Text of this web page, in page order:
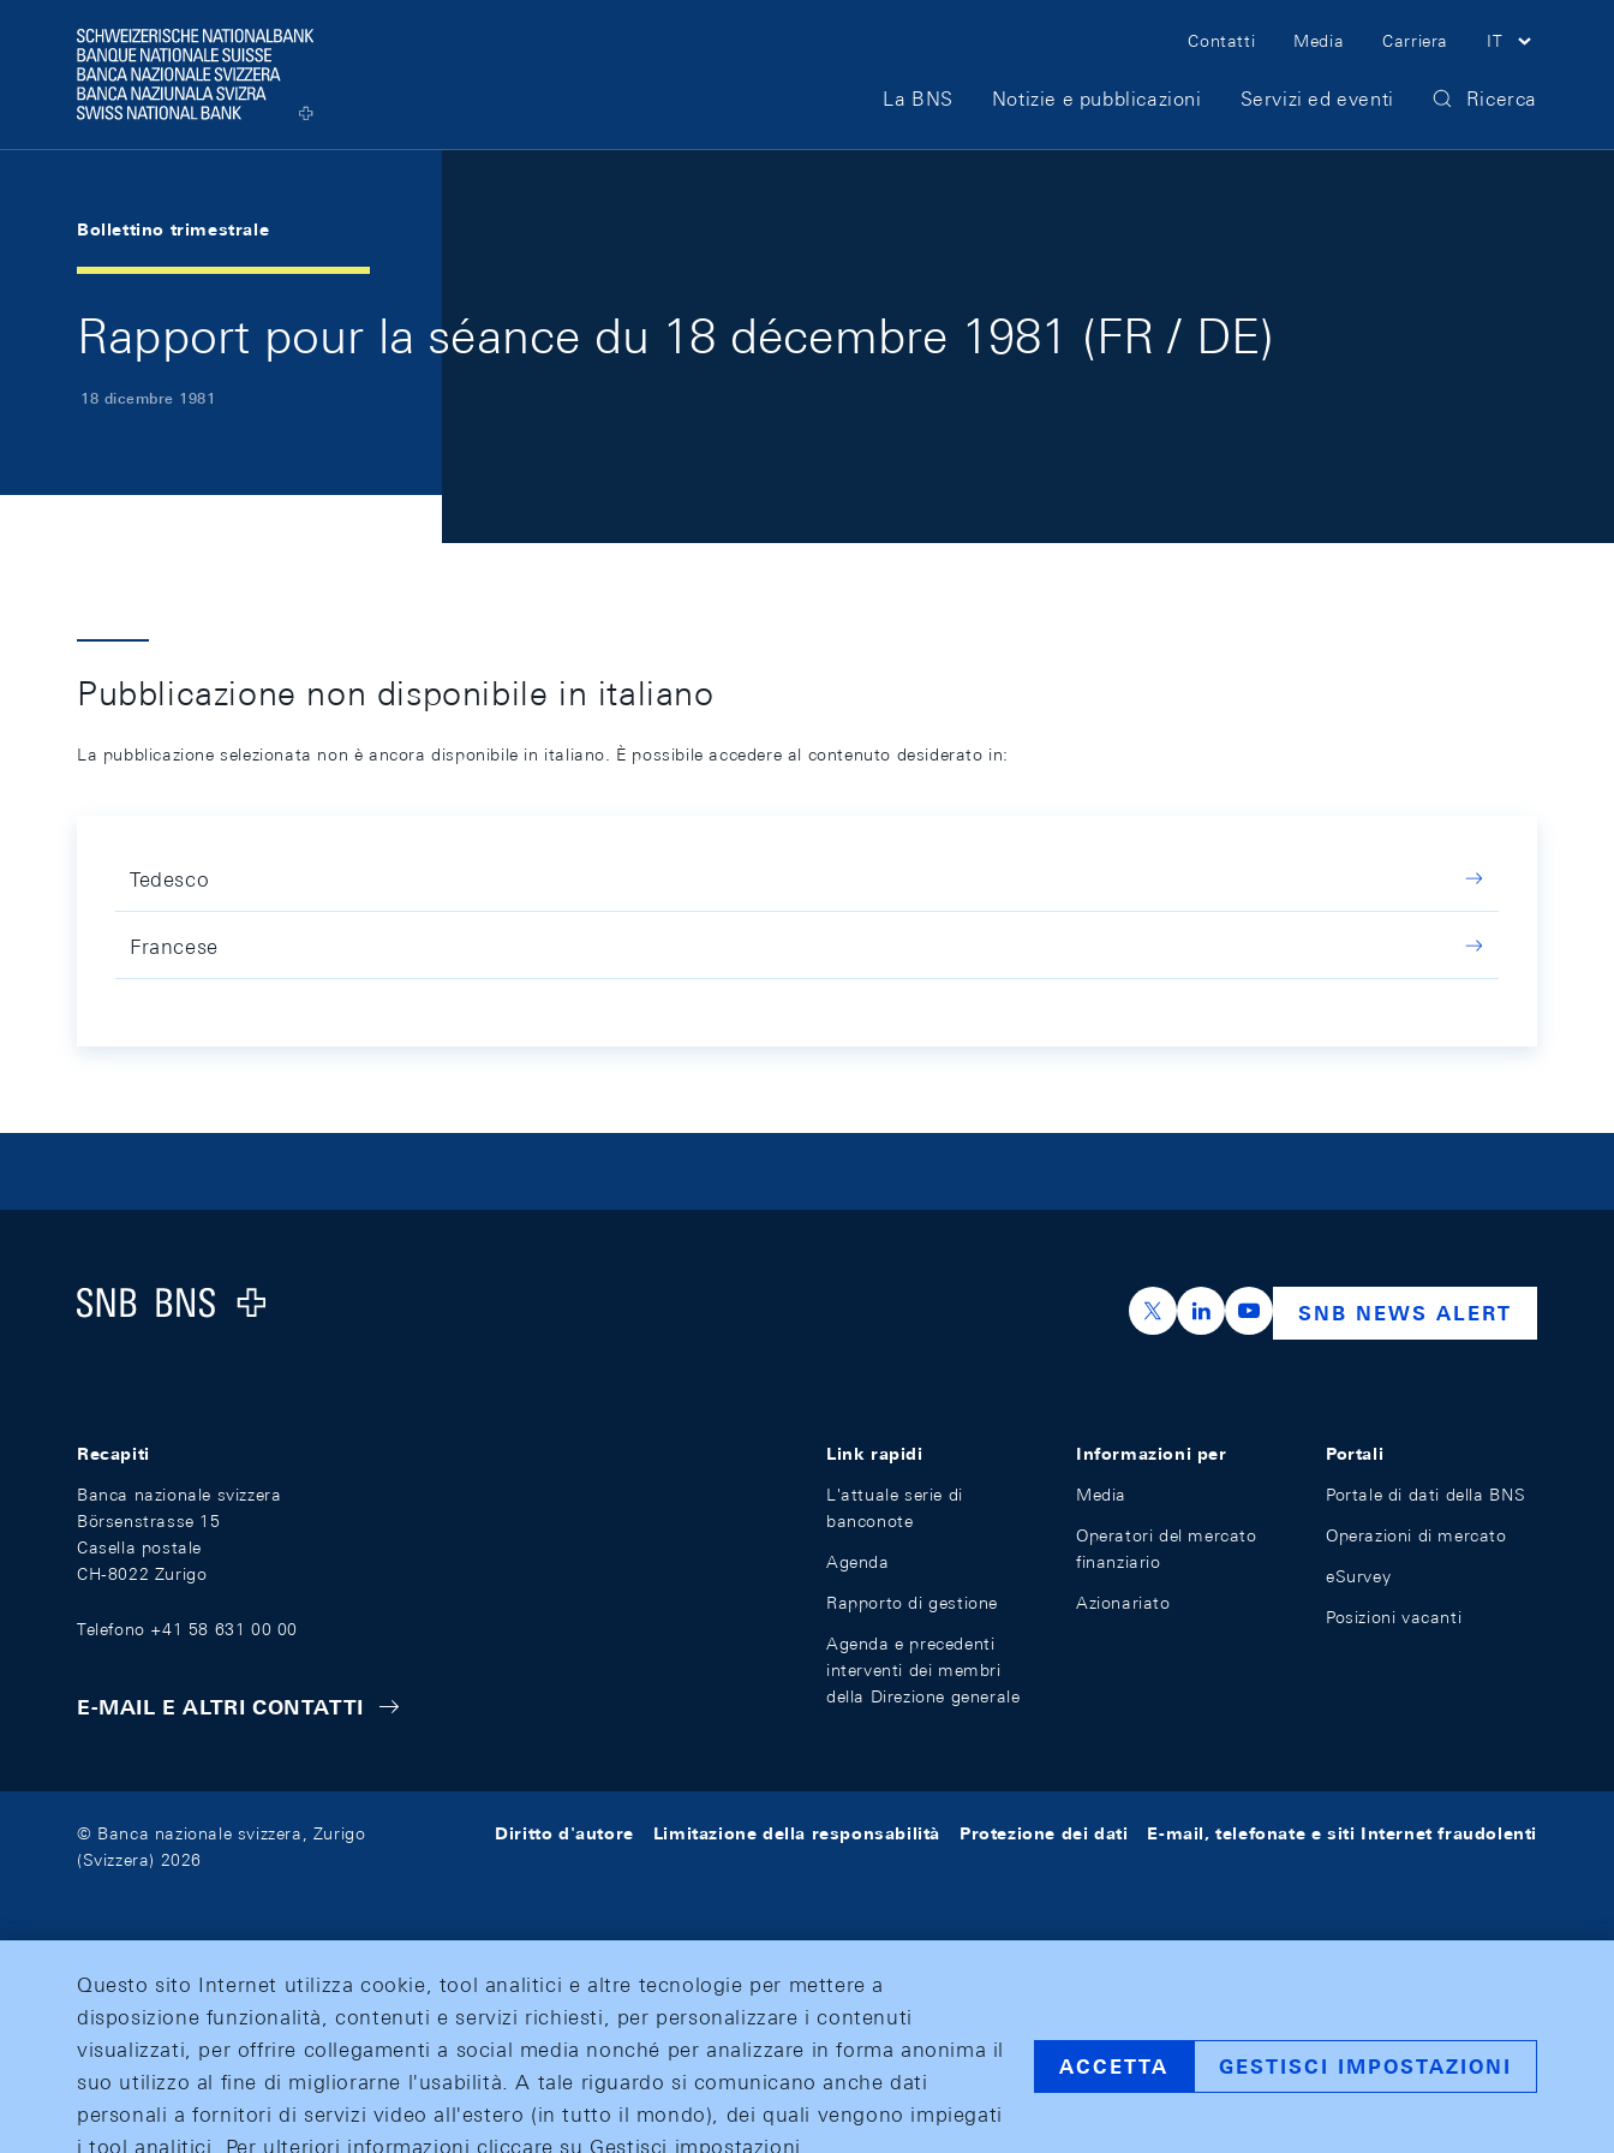
Logo
Meta Navigation
Contatti Media Carriera IT
Main Navigation
La BNS Notizie e pubblicazioni Servizi ed eventi Ricerca
Bollettino trimestrale
Rapport pour la séance du 18 décembre 1981 (FR / DE)
18 dicembre 1981
Pubblicazione non disponibile in italiano
La pubblicazione selezionata non è ancora disponibile in italiano. È possibile accedere al contenuto desiderato in:
Tedesco
Francese
Logo
https://x.com/snb_bns
https://ch.linkedin.com/company/swiss-
https://www.youtube.com/
SNB NEWS ALERT
Recapiti
Banca nazionale svizzera
Börsenstrasse 15
Casella postale
CH-8022 Zurigo
Telefono +41 58 631 00 00
E-MAIL E ALTRI CONTATTI
Link rapidi
L'attuale serie di
banconote
Agenda
Rapporto di gestione
Agenda e precedenti
interventi dei membri
della Direzione generale
Informazioni per
Media
Operatori del mercato
finanziario
Azionariato
Portali
Portale di dati della BNS
Operazioni di mercato
eSurvey
Posizioni vacanti
© Banca nazionale svizzera, Zurigo
(Svizzera) 2026
Diritto d'autore Limitazione della responsabilità Protezione dei dati E-mail, telefonate e siti Internet fraudolenti
Questo sito Internet utilizza cookie, tool analitici e altre tecnologie per mettere a
disposizione funzionalità, contenuti e servizi richiesti, per personalizzare i contenuti
visualizzati, per offrire collegamenti a social media nonché per analizzare in forma anonima il
suo utilizzo al fine di migliorarne l'usabilità. A tale riguardo si comunicano anche dati
personali a fornitori di servizi video all'estero (in tutto il mondo), dei quali vengono impiegati
i tool analitici. Per ulteriori informazioni cliccare su Gestisci impostazioni.
ACCETTA GESTISCI IMPOSTAZIONI